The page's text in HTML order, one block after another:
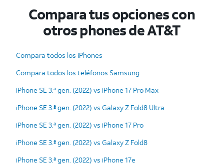
Compara tus opciones con
otros phones de AT&T
Compara todos los iPhones
Compara todos los teléfonos Samsung
iPhone SE 3.ª gen. (2022) vs iPhone 17 Pro Max
iPhone SE 3.ª gen. (2022) vs Galaxy Z Fold8 Ultra
iPhone SE 3.ª gen. (2022) vs iPhone 17 Pro
iPhone SE 3.ª gen. (2022) vs Galaxy Z Fold8
iPhone SE 3.ª gen. (2022) vs iPhone 17e